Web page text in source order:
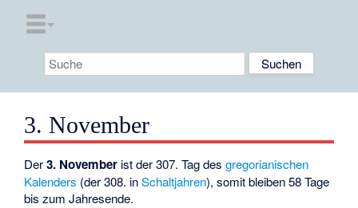
3. November
Der3. November ist der 307. Tag desgregorianischen
Kalenders (der 308. inSchaltjahren), somit bleiben 58 Tage
bis zum Jahresende.